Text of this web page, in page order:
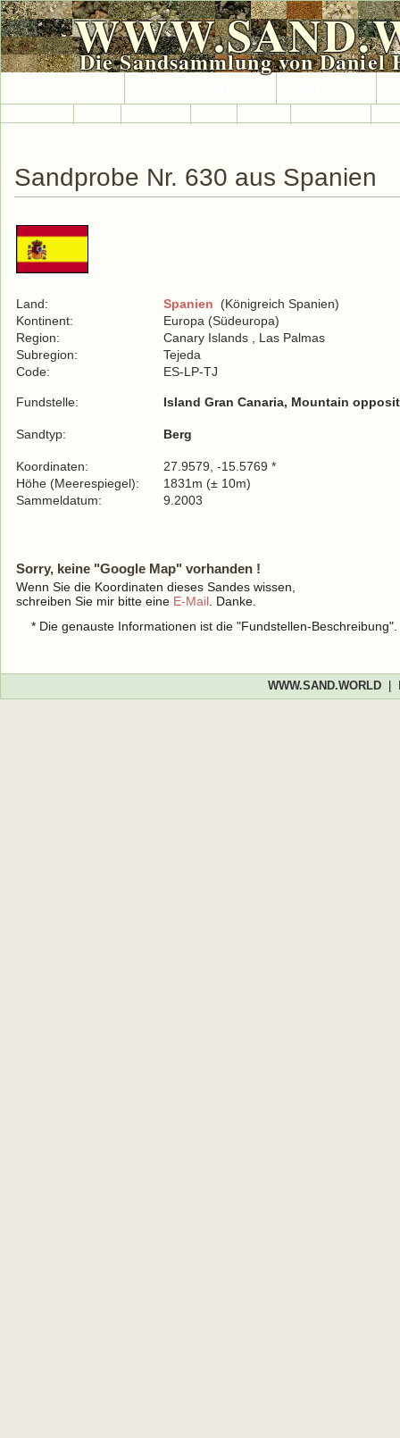
Die Sandsammlung von Daniel
Sandprobe Nr. 630 aus Spanien
Land: Spanien (Königreich Spanien)
Kontinent:
Europa (Südeuropa)
Region:
Canary Islands , Las Palmas
Subregion:
Tejeda
Code:
ES-LP-TJ
Fundstelle: Island Gran Canaria, Mountain
Sandtyp: Berg
Koordinaten:
27.9579, -15.5769 *
Höhe (Meerespiegel):
1831m (± 10m)
Sammeldatum:
9.2003
Sorry, keine "Google Map" vorhanden !
Wenn Sie die Koordinaten dieses Sandes wissen,
schreiben Sie mir bitte eine E-Mail . Danke.
* Die genauste Informationen ist die "Fundstellen-
WWW.SAND.WORLD|